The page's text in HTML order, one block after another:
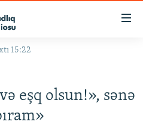
15:22
eşq olsun!», sənə